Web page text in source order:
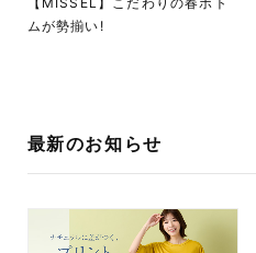
ムが勢揃い!
最新のお知らせ